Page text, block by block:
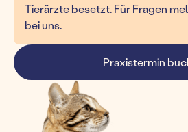
Tierärzte besetzt. Für Fragen
bei uns.
Praxistermin